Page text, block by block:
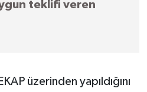
teklifi veren
üzerinden yapıldığını